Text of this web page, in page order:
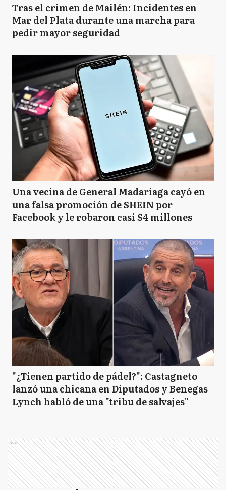
Tras el crimen de Mailén: Incidentes en
Mar del Plata durante una marcha para
pedir mayor seguridad
Una vecina de General Madariaga cayó en
una falsa promoción de SHEIN por
Facebook y le robaron casi $4 millones
"¿Tienen partido de pádel?": Castagneto
lanzó una chicana en Diputados y Benegas
Lynch habló de una "tribu de salvajes"
Ads